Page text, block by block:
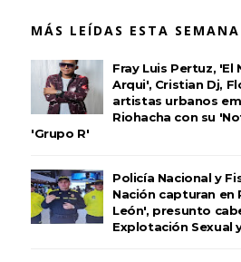
MÁS LEÍDAS ESTA SEMANA
Fray Luis Pertuz, 'El
Arqui', Cristian Dj,
artistas urbanos
Riohacha con su
'Grupo R'
Policía Nacional y
Nación capturan en
León', presunto
Explotación Sexual